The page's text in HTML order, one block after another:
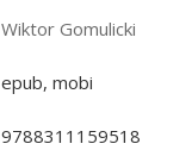
Wiktor Gomulicki
epub, mobi
9788311159518